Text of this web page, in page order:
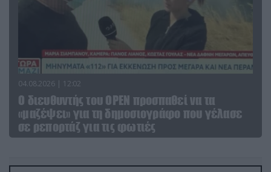
04.08.2026 | 12:02
O διευθυντής του OPEN προσπαθεί να τα
«μαζέψει» για τη δημοσιογράφο που γέλασε
σε ρεπορτάζ για τις φωτιές